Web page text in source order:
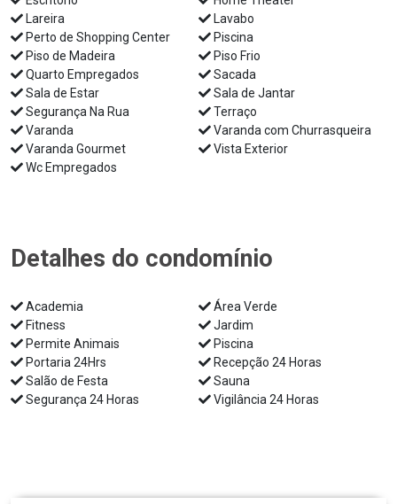
Lareira
Lavabo
Perto de Shopping Center
Piscina
Piso de Madeira
Piso Frio
Quarto Empregados
Sacada
Sala de Estar
Sala de Jantar
Segurança Na Rua
Terraço
Varanda
Varanda com Churrasqueira
Varanda Gourmet
Vista Exterior
Wc Empregados
Detalhes do condomínio
Academia
Área Verde
Fitness
Jardim
Permite Animais
Piscina
Portaria 24Hrs
Recepção 24 Horas
Salão de Festa
Sauna
Segurança 24 Horas
Vigilância 24 Horas